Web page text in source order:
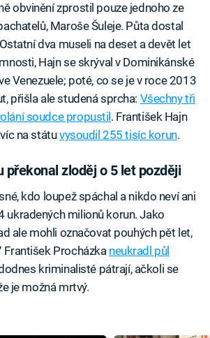
obvinění zprostil pouze jednoho ze
Maroše Šuleje. Půta dostal
dva museli na deset a devět let
Hajn se skrýval v Dominikánské
Venezuele; poté, co se je v roce 2013
přišla ale studená sprcha: Všechny tři
soudce propustil . František Hajn
na státuvysoudil 255 tisíc korun.
překonal zloděj o 5 let později
kdo loupež spáchal a nikdo neví ani
ukradených milionů korun. Jako
ale mohli označovat pouhých pět let,
Procházka neukradl půl
kriminalisté pátrají, ačkoli se
je možná mrtvý.